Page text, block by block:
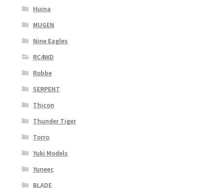
Huina
MUGEN
Nine Eagles
RC4WD
Robbe
SERPENT
Thicon
Thunder Tiger
Torro
Yuki Models
Yuneec
BLADE